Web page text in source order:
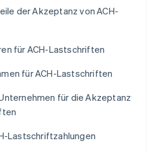
der Akzeptanz von ACH-
für ACH-Lastschriften
für ACH-Lastschriften
für die Akzeptanz
Lastschriftzahlungen